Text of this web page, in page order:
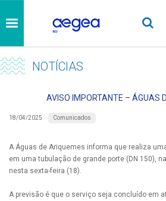
NOTÍCIAS
AVISO IMPORTANTE – ÁGUAS
18/04/2025 Comunicados
A Águas de Ariquemes informa que realiza
em uma tubulação de grande porte (DN 150),
nesta sexta-feira (18).
A previsão é que o serviço seja concluído em